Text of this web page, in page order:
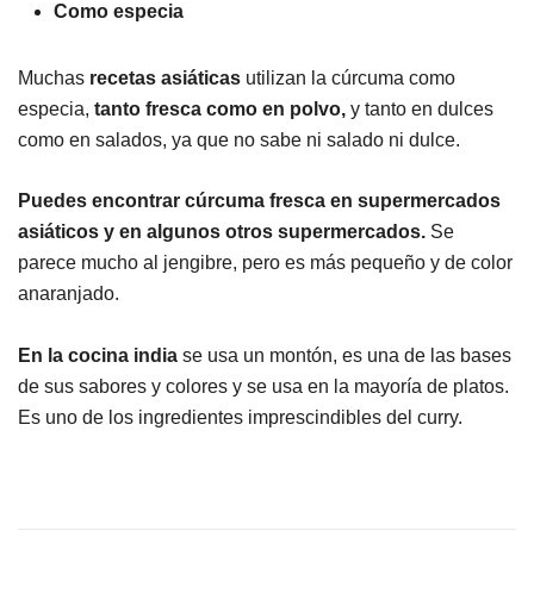
Como especia
Muchas recetas asiáticas utilizan la cúrcuma como
especia, tanto fresca como en polvo, y tanto en dulces
como en salados, ya que no sabe ni salado ni dulce.
Puedes encontrar cúrcuma fresca en supermercados
asiáticos y en algunos otros supermercados. Se
parece mucho al jengibre, pero es más pequeño y de color
anaranjado.
En la cocina india se usa un montón, es una de las bases
de sus sabores y colores y se usa en la mayoría de platos.
Es uno de los ingredientes imprescindibles del curry.